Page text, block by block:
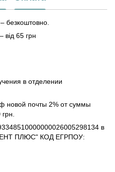
безкоштовно.
65 грн
в отделении
новой почты 2% от суммы
в
ПЛЮС" КОД ЕГРПОУ: